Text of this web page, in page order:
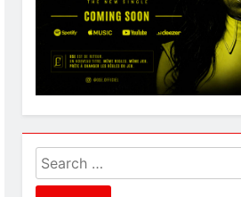
Search
for: